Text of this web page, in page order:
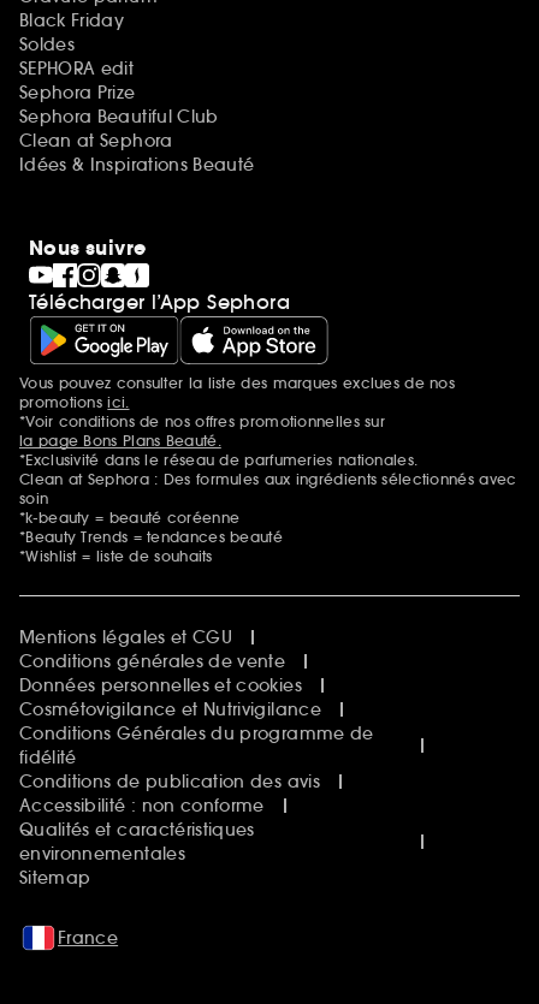
Black Friday
Soldes
SEPHORA edit
Sephora Prize
Sephora Beautiful Club
Clean at Sephora
Idées & Inspirations Beauté
Nous suivre
Télécharger l’App Sephora
Mentions additionnelles
Vous pouvez consulter la liste des marques exclues de nos
promotionsici.
*Voir conditions de nos offres promotionnelles sur
la page Bons Plans Beauté.
*Exclusivité dans le réseau de parfumeries nationales.
Clean at Sephora : Des formules aux ingrédients sélectionnés avec
soin
*k-beauty = beauté coréenne
*Beauty Trends = tendances beauté
*Wishlist = liste de souhaits
Mentions légales et CGU
Conditions générales de vente
Données personnelles et cookies
Cosmétovigilance et Nutrivigilance
Conditions Générales du programme de
fidélité
Conditions de publication des avis
Accessibilité : non conforme
Qualités et caractéristiques
environnementales
Sitemap
France